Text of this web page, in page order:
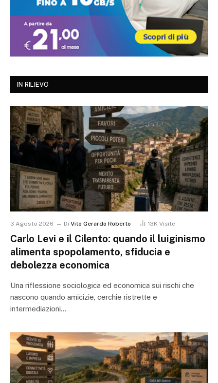
IN RILIEVO
3 Agosto 2026 Di Vito Gerardo Roberto 13K Visite
Carlo Levi e il Cilento: quando il luiginismo
alimenta spopolamento, sfiducia e
debolezza economica
Una riflessione sociologica ed economica sui rischi che
nascono quando amicizie, cerchie ristrette e
intermediazioni…